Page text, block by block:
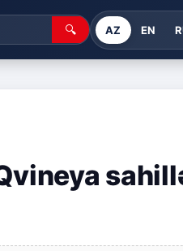
🔍 AZ EN